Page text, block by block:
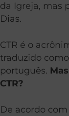
da Igreja, mas
Dias.
CTR é o
traduzido como
português.
CTR?
De acordo com